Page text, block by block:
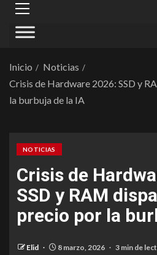
Inicio
Noticias
Crisis de Hardware 2026: SSD y
la burbuja de la IA
NOTICIAS
Crisis de
SSD y RAM
precio por la
Elid 8 marzo, 2026 3 min de